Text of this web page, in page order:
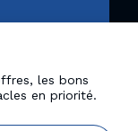
les bons
en priorité.